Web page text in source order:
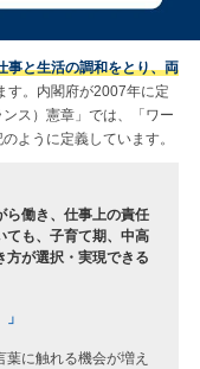
事と生活の調和をとり、両
す。内閣府が2007年に定
ス）憲章」では、「ワー
ように定義しています。
ら働き、仕事上の責任
ても、子育て期、中高
方が選択・実現できる
に触れる機会が増え